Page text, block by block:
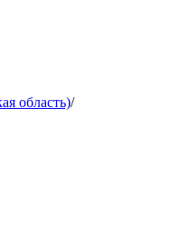
область)/